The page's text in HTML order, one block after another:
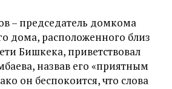
– председатель домкома
дома, расположенного близ
Бишкека, приветствовал
назвав его «приятным
он беспокоится, что слова